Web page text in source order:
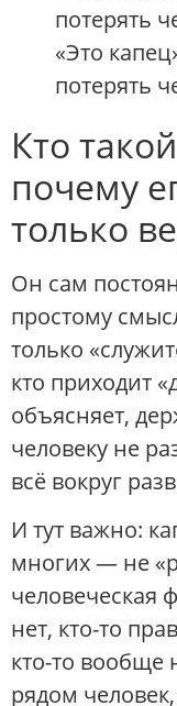
«Это
потерять
Кто
почему
только
Он сам
простому
только
кто приходит
объясняет,
человеку не
всё вокруг
И тут важно:
многих — не
человеческая
нет, кто-то
кто-то вообще
рядом